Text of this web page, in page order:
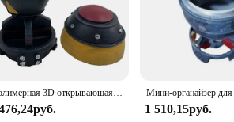
Полимерная 3D открывающаяся реактивная скульптура, мини-ящик для хранения бомбы Nuke, модель ракеты для дома, спальни, офиса, настольное украшение
1 510,15руб.